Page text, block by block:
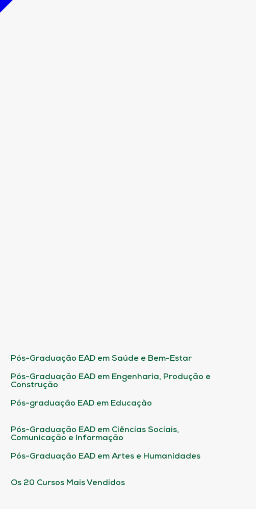
Pós-Graduação EAD em Saúde e Bem-Estar
Pós-Graduação EAD em Engenharia, Produção e
Construção
Pós-graduação EAD em Educação
Pós-Graduação EAD em Ciências Sociais,
Comunicação e Informação
Pós-Graduação EAD em Artes e Humanidades
Os 20 Cursos Mais Vendidos